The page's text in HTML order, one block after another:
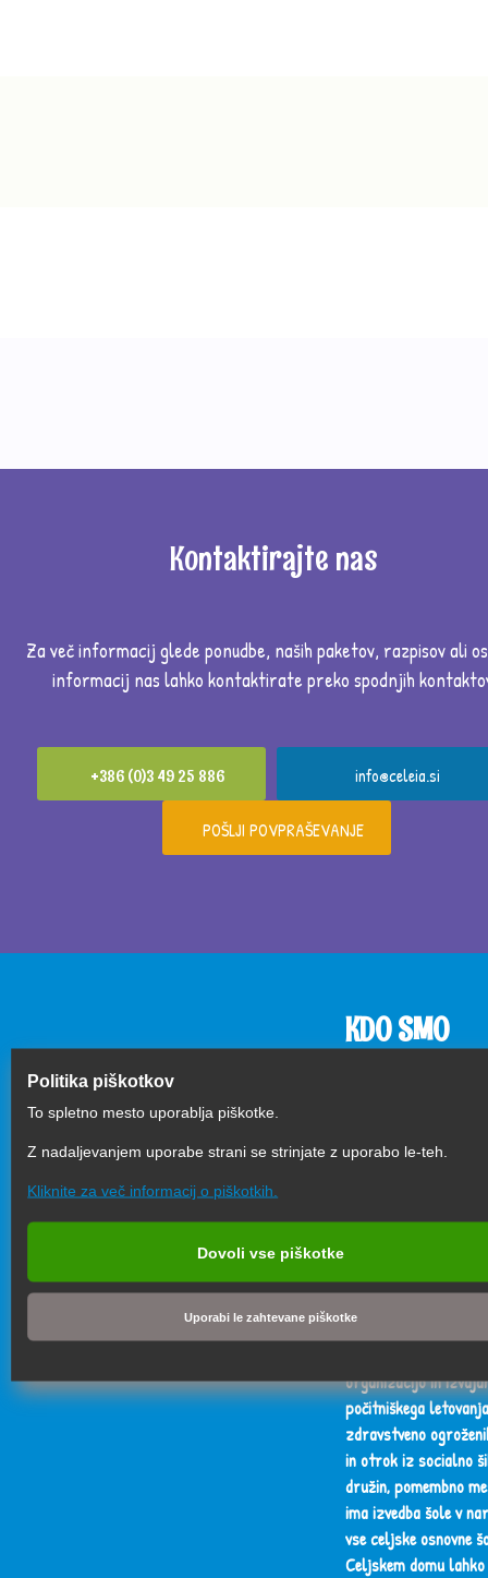
Politika piškotkov
To spletno mesto uporablja piškotke.
Z nadaljevanjem uporabe strani se strinjate z uporabo le-teh.
Kliknite za več informacij o piškotkih.
Dovoli vse piškotke
Uporabi le zahtevane piškotke
Kontaktirajte nas
Za več informacij glede ponudbe, naših paketov, razpisov ali
informacij nas lahko kontaktirate preko spodnjih
+386 (0)3 49 25 886 info@celeia.si
POŠLJI POVPRAŠEVANJE
KDO SMO
je javno podjetje, ki
na izvajanje
naravi v Celjskem
organizacijo in
počitniškega letovanja
zdravstveno
in otrok iz socialno
družin, pomembno
ima izvedba šole v
vse celjske osnovne
Celjskem domu